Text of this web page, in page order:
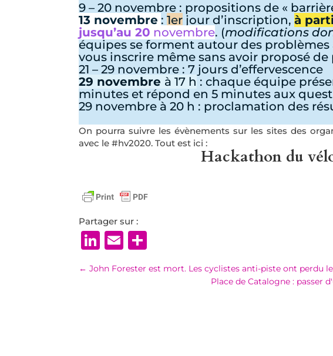
9 – 20 novembre : propositions de «
13 novembre :1er jour d’inscription,à
jusqu’au 20 novembre. (modifications
équipes se forment autour des problèmes
vous inscrire même sans avoir proposé
21 – 29 novembre : 7 jours d’effervescence
29 novembre à 17 h : chaque équipe
minutes et répond en 5 minutes aux
29 novembre à 20 h : proclamation des
On pourra suivre les évènements sur les sites des
avec le #hv2020. Tout est ici :
Hackathon du
Partager sur :
LinkedIn
Email
←John Forester est mort. Les cyclistes anti-piste ont perdu
Place de Catalogne : passer